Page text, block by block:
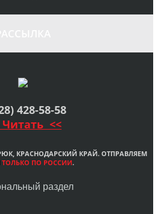
428-58-58
<<
КРАСНОДАРСКИЙ КРАЙ. ОТПРАВЛЯЕМ
ТОЛЬКО ПО РОССИИ.
раздел